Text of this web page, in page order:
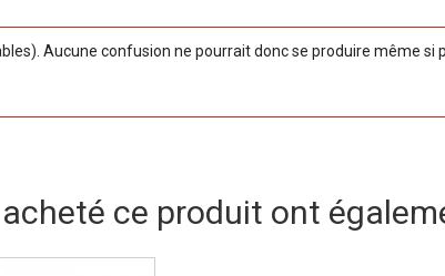
Aucune confusion ne pourrait donc se produire même
ce produit ont